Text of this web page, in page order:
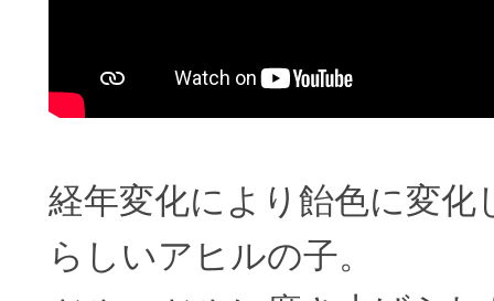
経年変化により飴色に変
らしいアヒルの子。